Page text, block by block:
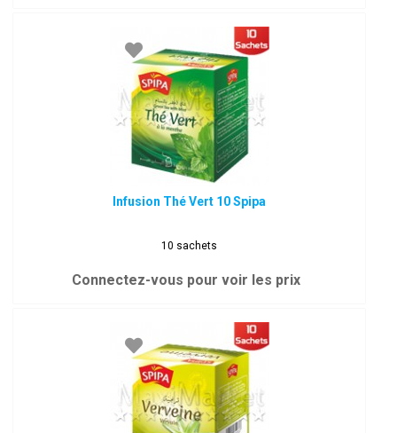
Infusion Thé Vert 10 Spipa
10 sachets
Connectez-vous pour voir les prix